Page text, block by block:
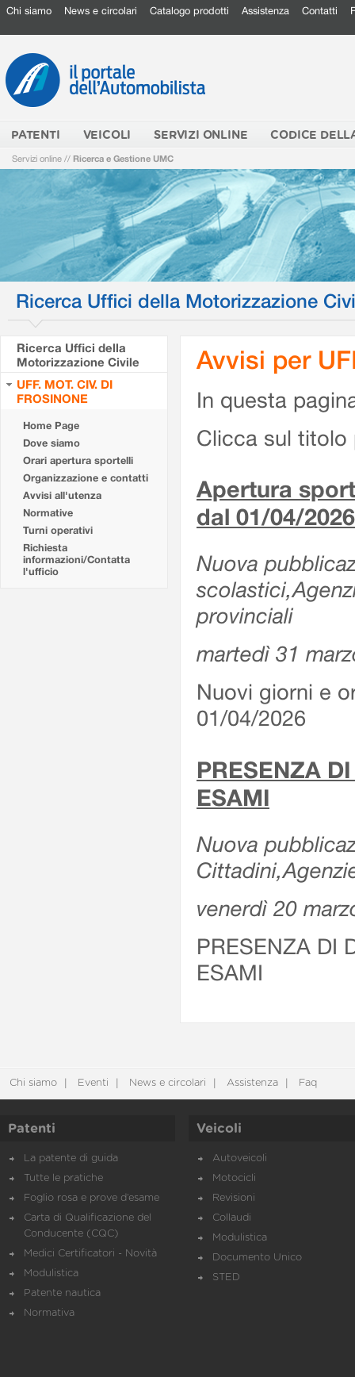
Chi siamo News e circolari Catalogo prodotti Assistenza Contatti
PATENTI VEICOLI SERVIZI ONLINE CODICE
Servizi online // Ricerca e Gestione UMC
Ricerca Uffici della Motorizzazione
Ricerca Uffici della
Motorizzazione Civile
UFF. MOT. CIV. DI
FROSINONE
Home Page
Dove siamo
Orari apertura sportelli
Organizzazione e contatti
Avvisi all'utenza
Normative
Turni operativi
Richiesta
informazioni/Contatta
l'ufficio
Avvisi per
In questa
Clicca sul titolo
Apertura
dal 01/04/2026
Nuova
provinciali
martedì 31
Nuovi giorni e
01/04/2026
PRESENZA
ESAMI
Nuova
venerdì 20
PRESENZA DI
ESAMI
Chi siamo Eventi News e circolari Assistenza Faq
Patenti
La patente di guida
Tutte le pratiche
Foglio rosa e prove d’esame
Carta di Qualificazione del
Conducente (CQC)
Medici Certificatori - Novità
Modulistica
Patente nautica
Normativa
Veicoli
Autoveicoli
Motocicli
Revisioni
Collaudi
Modulistica
Documento Unico
STED